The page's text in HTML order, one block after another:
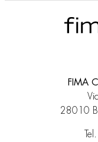
FIMA
28010
Tel.